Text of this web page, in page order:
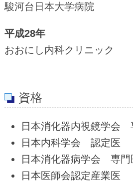
駿河台日本大学病院
平成28年
おおにし内科クリニック
資格
日本消化器内視鏡学会
日本内科学会 認定医
日本消化器病学会 専門
日本医師会認定産業医